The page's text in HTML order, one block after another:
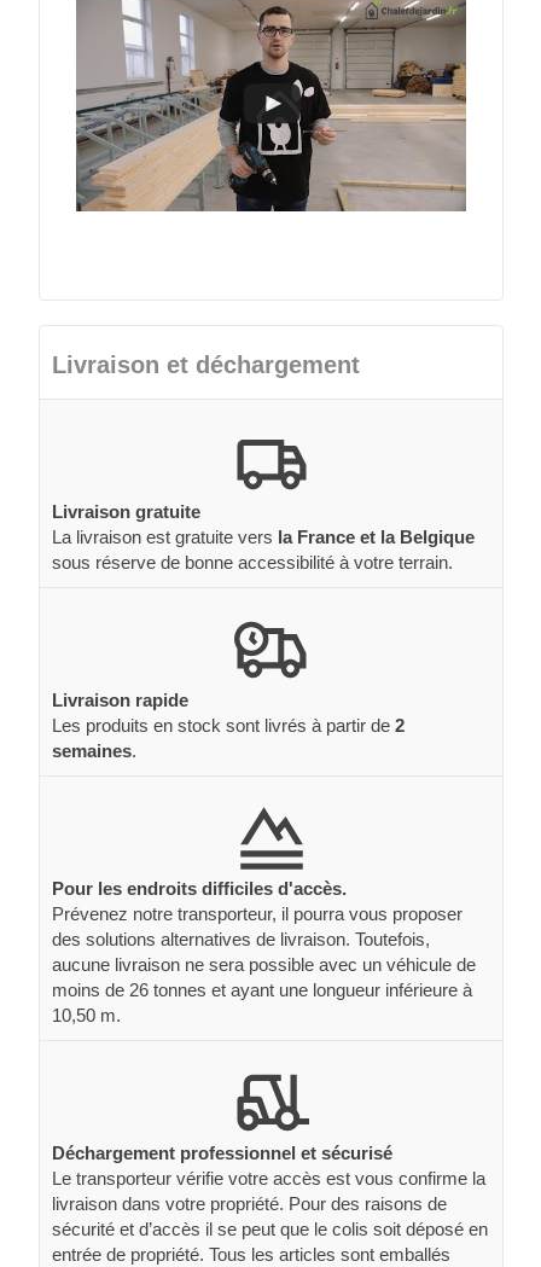
Livraison et déchargement
Livraison gratuite
La livraison est gratuite vers la France et la Belgique
sous réserve de bonne accessibilité à votre terrain.
Livraison rapide
Les produits en stock sont livrés à partir de 2
semaines.
Pour les endroits difficiles d'accès.
Prévenez notre transporteur, il pourra vous proposer
des solutions alternatives de livraison. Toutefois,
aucune livraison ne sera possible avec un véhicule de
moins de 26 tonnes et ayant une longueur inférieure à
10,50 m.
Déchargement professionnel et sécurisé
Le transporteur vérifie votre accès est vous confirme la
livraison dans votre propriété. Pour des raisons de
sécurité et d’accès il se peut que le colis soit déposé en
entrée de propriété. Tous les articles sont emballés